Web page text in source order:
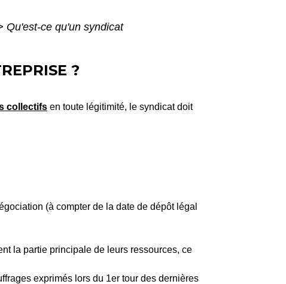
Qu'est-ce qu'un syndicat
?
collectifs en toute légitimité, le syndicat doit
(à compter de la date de dépôt légal
la partie principale de leurs ressources, ce
exprimés lors du 1er tour des dernières